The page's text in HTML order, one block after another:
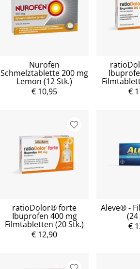
Nurofen
Schmelztablette 200 mg
Lemon (12 Stk.)
€ 10,95
€
ratioDolor® forte
Ibuprofen 400 mg
Filmtabletten (20 Stk.)
€ 12,90
Aleve® -
(24
€